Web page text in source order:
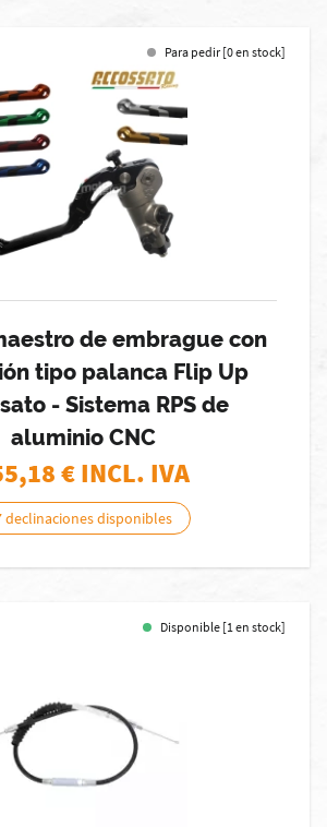
Para pedir [0 en stock]
de embrague con
tipo palanca Flip Up
- Sistema RPS de
aluminio CNC
€ INCL. IVA
declinaciones disponibles
Disponible [1 en stock]